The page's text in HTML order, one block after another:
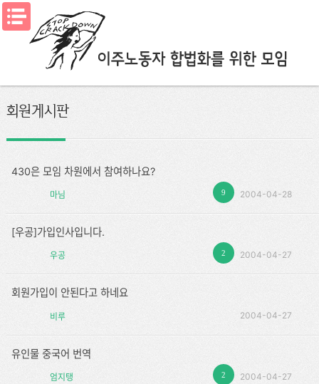
메뉴열기
회원게시판
430은 모임 차원에서 참여하나요?
9
마님 2004-04-28
[우공]가입인사입니다.
2
우공 2004-04-27
회원가입이 안된다고 하네요
비루 2004-04-27
유인물 중국어 번역
2
엄지탱 2004-04-27